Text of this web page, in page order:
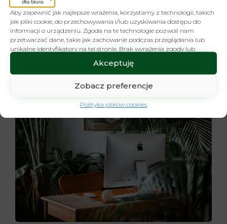
Aby zapewnić jak najlepsze wrażenia, korzystamy z technologii, takich
jak pliki cookie, do przechowywania i/lub uzyskiwania dostępu do
informacji o urządzeniu. Zgoda na te technologie pozwoli nam
przetwarzać dane, takie jak zachowanie podczas przeglądania lub
unikalne identyfikatory na tej stronie. Brak wyrażenia zgody lub
wycofanie zgody może niekorzystnie wpłynąć na niektóre cechy i
Akceptuję
Zobacz preferencje
Polityka plików cookies
poprawia samopoczucie pracowników
oraz przyczynia się do ich
efektywniejszego...
Czytaj dalej